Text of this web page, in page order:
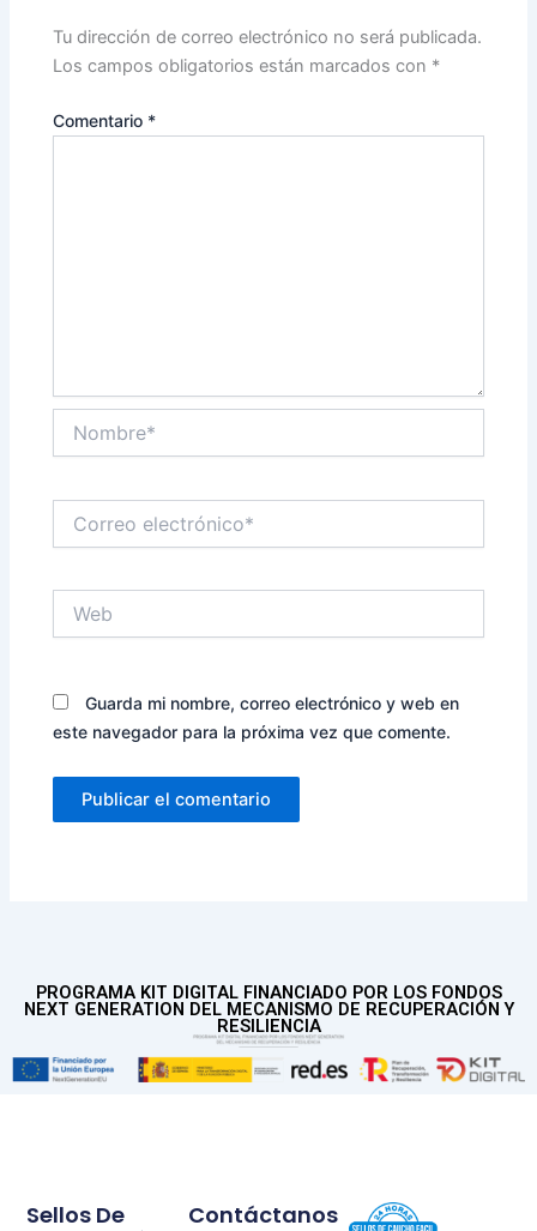
Tu dirección de correo electrónico no será publicada.
Los campos obligatorios están marcados con *
Comentario *
electrónico*
Guarda mi nombre, correo electrónico y web en
este navegador para la próxima vez que comente.
PROGRAMA KIT DIGITAL FINANCIADO POR LOS FONDOS
NEXT GENERATION DEL MECANISMO DE RECUPERACIÓN Y
RESILIENCIA
Contáctanos
Sellos De